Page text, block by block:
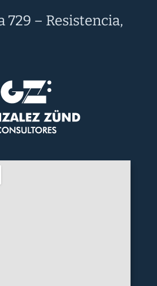
729 – Resistencia,